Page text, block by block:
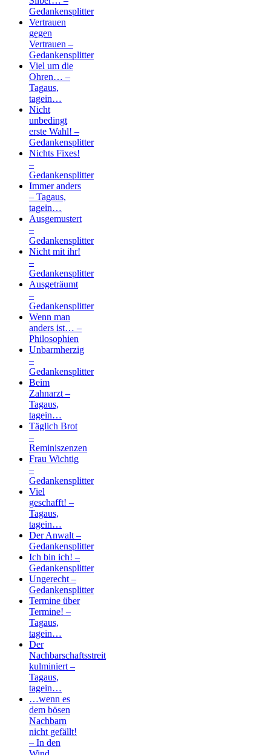
Gedankensplitter
Vertrauen
gegen
Vertrauen –
Gedankensplitter
Viel um die
Ohren… –
Tagaus,
tagein…
Nicht
unbedingt
erste Wahl! –
Gedankensplitter
Nichts Fixes!
–
Gedankensplitter
Immer anders
– Tagaus,
tagein…
Ausgemustert
–
Gedankensplitter
Nicht mit ihr!
–
Gedankensplitter
Ausgeträumt
–
Gedankensplitter
Wenn man
anders ist… –
Philosophien
Unbarmherzig
–
Gedankensplitter
Beim
Zahnarzt –
Tagaus,
tagein…
Täglich Brot
–
Reminiszenzen
Frau Wichtig
–
Gedankensplitter
Viel
geschafft! –
Tagaus,
tagein…
Der Anwalt –
Gedankensplitter
Ich bin ich! –
Gedankensplitter
Ungerecht –
Gedankensplitter
Termine über
Termine! –
Tagaus,
tagein…
Der
Nachbarschaftsstreit
kulminiert –
Tagaus,
tagein…
…wenn es
dem bösen
Nachbarn
nicht gefällt!
– In den